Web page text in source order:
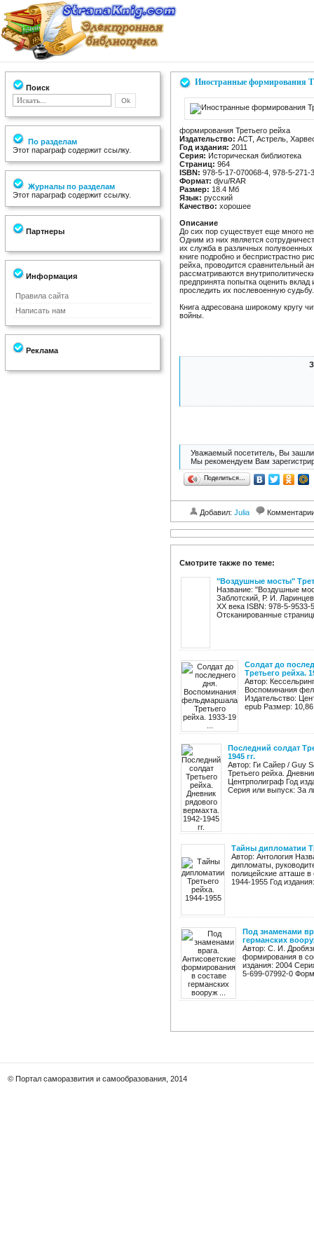
Поиск
По разделам
Этот параграф содержит ссылку.
Журналы по разделам
Этот параграф содержит ссылку.
Партнеры
Информация
Правила сайта
Написать нам
Реклама
Иностранные формирования
формирования Третьего рейха
Издательство: АСТ, Астрель,
Год издания: 2011
Серия: Историческая библиотека
Страниц: 964
ISBN: 978-5-17-070068-4, 978-5-271-
Формат: djvu/RAR
Размер: 18.4 Мб
Язык: русский
Качество: хорошее
Описание
До сих пор существует еще много
Одним из них является
их служба в различных
книге подробно и беспристрастно
рейха, проводится сравнительный
рассматриваются
предпринята попытка оценить
проследить их послевоенную судьбу.
Книга адресована широкому кругу
войны.
Уважаемый посетитель, Вы зашли
Мы рекомендуем Вам
Поделиться…
Добавил: Julia
Смотрите также по теме:
"Воздушные мосты"
Название: "Воздушные
Заблотский, Р. И.
XX века ISBN: 978-5-
Отсканированные
Солдат до
Третьего рейха.
Автор:
Воспоминания
Издательство:
epub Размер:
Последний солдат
1945 гг.
Автор: Ги Сайер / Guy
Третьего рейха.
Центрполиграф Год
Серия или выпуск: За
Тайны дипломатии
Автор: Антология
дипломаты,
полицейские атташе
1944-1955 Год
Под знаменами
германских
Автор: С. И.
формирования в
издания: 2004
5-699-07992-0
© Портал саморазвития и самообразования, 2014